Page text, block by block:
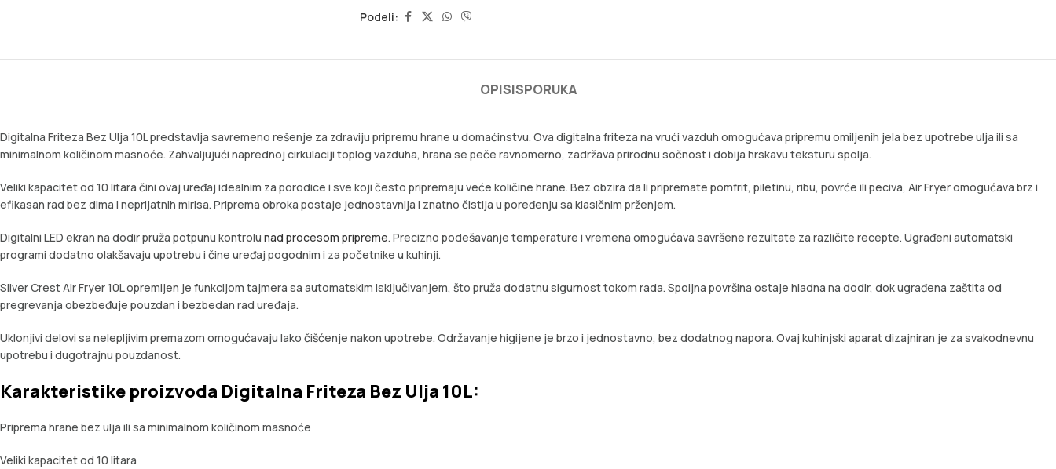
Podeli:
OPISISPORUKA
Digitalna Friteza Bez Ulja 10L predstavlja savremeno rešenje za zdraviju pripremu hrane u domaćinstvu. Ova digitalna friteza na vrući vazduh omogućava pripremu omiljenih jela bez upotrebe ulja ili sa
minimalnom količinom masnoće. Zahvaljujući naprednoj cirkulaciji toplog vazduha, hrana se peče ravnomerno, zadržava prirodnu sočnost i dobija hrskavu teksturu spolja.
Veliki kapacitet od 10 litara čini ovaj uređaj idealnim za porodice i sve koji često pripremaju veće količine hrane. Bez obzira da li pripremate pomfrit, piletinu, ribu, povrće ili peciva, Air Fryer omogućava brz i
efikasan rad bez dima i neprijatnih mirisa. Priprema obroka postaje jednostavnija i znatno čistija u poređenju sa klasičnim prženjem.
Digitalni LED ekran na dodir pruža potpunu kontrolu nad procesom pripreme. Precizno podešavanje temperature i vremena omogućava savršene rezultate za različite recepte. Ugrađeni automatski
programi dodatno olakšavaju upotrebu i čine uređaj pogodnim i za početnike u kuhinji.
Silver Crest Air Fryer 10L opremljen je funkcijom tajmera sa automatskim isključivanjem, što pruža dodatnu sigurnost tokom rada. Spoljna površina ostaje hladna na dodir, dok ugrađena zaštita od
pregrevanja obezbeđuje pouzdan i bezbedan rad uređaja.
Uklonjivi delovi sa nelepljivim premazom omogućavaju lako čišćenje nakon upotrebe. Održavanje higijene je brzo i jednostavno, bez dodatnog napora. Ovaj kuhinjski aparat dizajniran je za svakodnevnu
upotrebu i dugotrajnu pouzdanost.
Karakteristike proizvoda Digitalna Friteza Bez Ulja 10L:
Priprema hrane bez ulja ili sa minimalnom količinom masnoće
Veliki kapacitet od 10 litara